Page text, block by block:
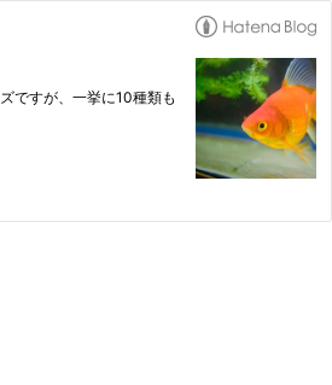
ですが、一挙に10種類も